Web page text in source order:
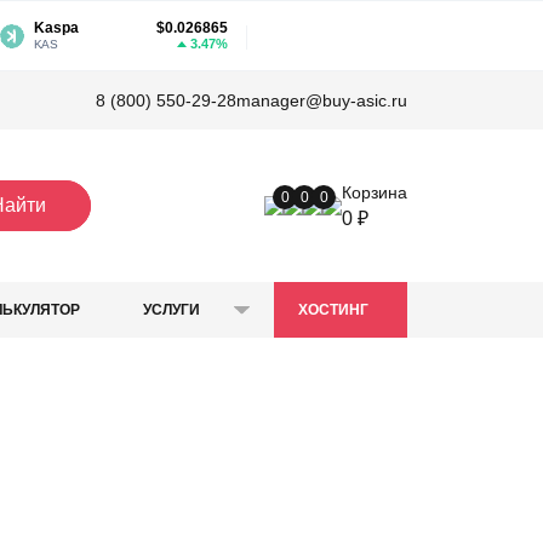
Kaspa $0.026865
KAS 3.47%
8 (800) 550-29-28manager@buy-asic.ru
0 0 0 Корзина
0 ₽
УСЛУГИ ХОСТИНГ